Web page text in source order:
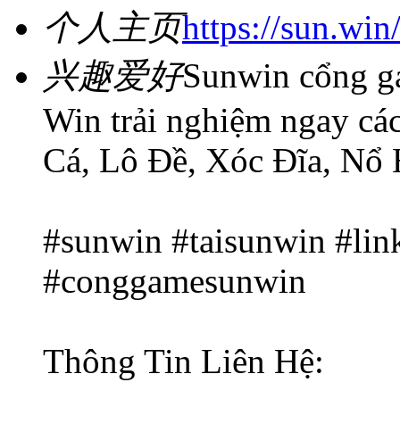
个人主页https://sun.win/
兴趣爱好Sunwin cổng
Win trải nghiệm ngay
Cá, Lô Đề, Xóc Đĩa, Nổ
#sunwin #taisunwin
#conggamesunwin
Thông Tin Liên Hệ: